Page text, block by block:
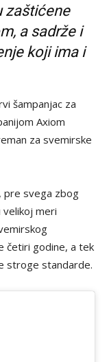
zaštićene
a sadrže i
koji ima i
šampanjac za
Axiom
za svemirske
pre svega zbog
meri
četiri godine, a tek
stroge standarde.